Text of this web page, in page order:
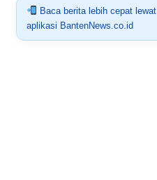
Baca berita lebih cepat lewat
aplikasi BantenNews.co.id